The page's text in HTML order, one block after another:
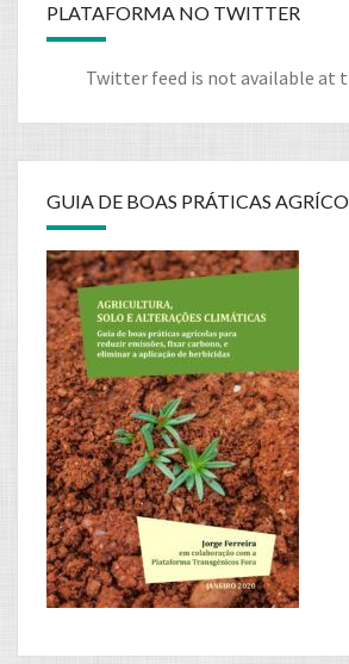
PLATAFORMA NO TWITTER
Twitter feed is not available at
GUIA DE BOAS PRÁTICAS